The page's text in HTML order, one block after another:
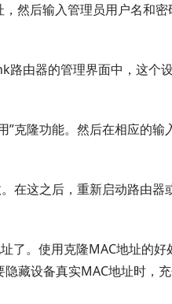
然后输入管理员用户名和
路由器的管理界面中，这个
”克隆功能。然后在相应的
在这之后，重新启动路由
了。使用克隆MAC地址的好
藏设备真实MAC地址时，充